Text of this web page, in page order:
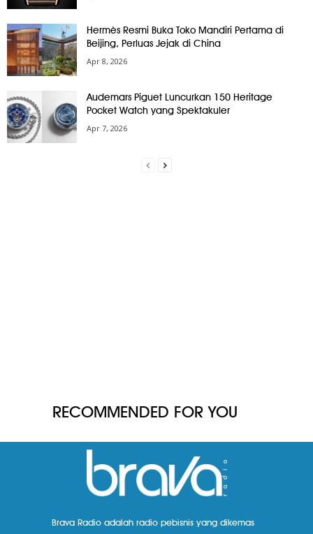
Hermès Resmi Buka Toko Mandiri Pertama di
Beijing, Perluas Jejak di China
Apr 8, 2026
Audemars Piguet Luncurkan 150 Heritage
Pocket Watch yang Spektakuler
Apr 7, 2026
RECOMMENDED FOR YOU
Brava Radio adalah radio pebisnis yang dikemas